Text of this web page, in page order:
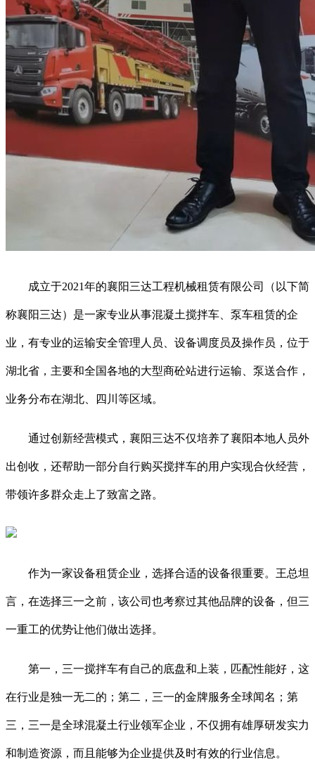
成立于2021年的襄阳三达工程机械租赁有限公司（以下简
称襄阳三达）是一家专业从事混凝土搅拌车、泵车租赁的企
业，有专业的运输安全管理人员、设备调度员及操作员，位于
湖北省，主要和全国各地的大型商砼站进行运输、泵送合作，
业务分布在湖北、四川等区域。
通过创新经营模式，襄阳三达不仅培养了襄阳本地人员外
出创收，还帮助一部分自行购买搅拌车的用户实现合伙经营，
带领许多群众走上了致富之路。
作为一家设备租赁企业，选择合适的设备很重要。王总坦
言，在选择三一之前，该公司也考察过其他品牌的设备，但三
一重工的优势让他们做出选择。
第一，三一搅拌车有自己的底盘和上装，匹配性能好，这
在行业是独一无二的；第二，三一的金牌服务全球闻名；第
三，三一是全球混凝土行业领军企业，不仅拥有雄厚研发实力
和制造资源，而且能够为企业提供及时有效的行业信息。